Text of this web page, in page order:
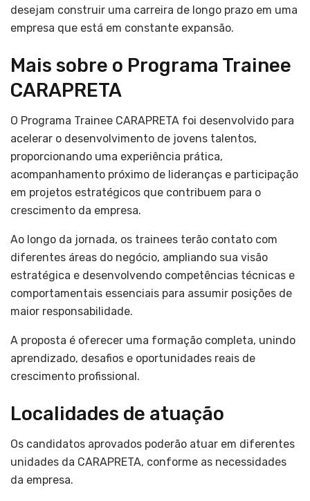
desejam construir uma carreira de longo prazo em uma
empresa que está em constante expansão.
Mais sobre o Programa Trainee
CARAPRETA
O Programa Trainee CARAPRETA foi desenvolvido para
acelerar o desenvolvimento de jovens talentos,
proporcionando uma experiência prática,
acompanhamento próximo de lideranças e participação
em projetos estratégicos que contribuem para o
crescimento da empresa.
Ao longo da jornada, os trainees terão contato com
diferentes áreas do negócio, ampliando sua visão
estratégica e desenvolvendo competências técnicas e
comportamentais essenciais para assumir posições de
maior responsabilidade.
A proposta é oferecer uma formação completa, unindo
aprendizado, desafios e oportunidades reais de
crescimento profissional.
Localidades de atuação
Os candidatos aprovados poderão atuar em diferentes
unidades da CARAPRETA, conforme as necessidades
da empresa.